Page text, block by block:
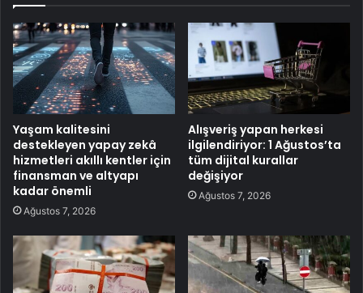
Yaşam kalitesini
destekleyen yapay zekâ
hizmetleri akıllı kentler için
finansman ve altyapı
kadar önemli
Ağustos 7, 2026
Alışveriş yapan herkesi
ilgilendiriyor: 1 Ağustos’ta
tüm dijital kurallar
değişiyor
Ağustos 7, 2026